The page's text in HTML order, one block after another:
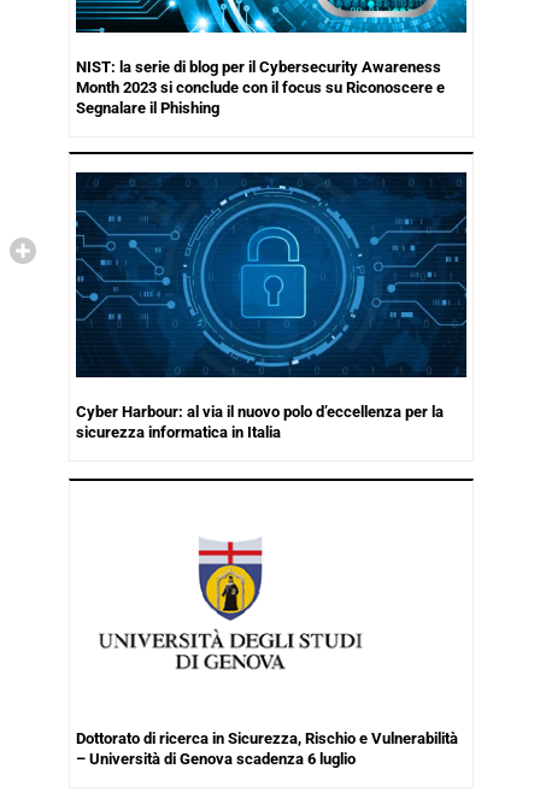
NIST: la serie di blog per il Cybersecurity Awareness
Month 2023 si conclude con il focus su Riconoscere e
Segnalare il Phishing
Cyber Harbour: al via il nuovo polo d’eccellenza per la
sicurezza informatica in Italia
Dottorato di ricerca in Sicurezza, Rischio e Vulnerabilità
– Università di Genova scadenza 6 luglio